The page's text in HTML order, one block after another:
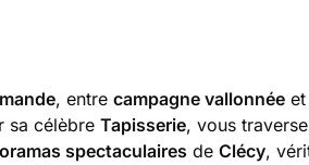
, entre campagne vallonnée et
sa célèbre Tapisserie, vous
spectaculaires de Clécy,